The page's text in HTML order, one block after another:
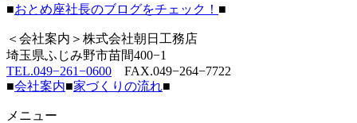
■おとめ座社長のブログをチェック！ ■
＜会社案内＞株式会社朝日工務店
埼玉県ふじみ野市苗間400−1
TEL.049−261−0600 FAX.049−264−7722
■会社案内■家づくりの流れ■
メニュー